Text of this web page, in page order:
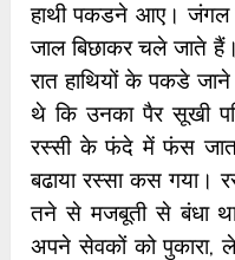
हाथी पकडने आए।
जाल बिछाकर चले जाते
रात हाथियों के पकडे
थे कि उनका पैर सूखी
रस्सी के फंदे में फंस
बढाया रस्सा कस गया।
तने से मजबूती से बंधा
अपने सेवकों को पुकारा,